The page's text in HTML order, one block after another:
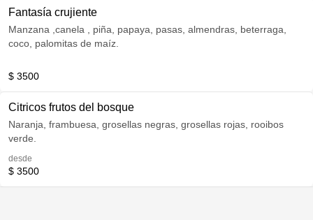
Fantasía crujiente
Manzana ,canela , piña, papaya, pasas, almendras, beterraga,
coco, palomitas de maíz.
$ 3500
Citricos frutos del bosque
Naranja, frambuesa, grosellas negras, grosellas rojas, rooibos
verde.
desde
$ 3500